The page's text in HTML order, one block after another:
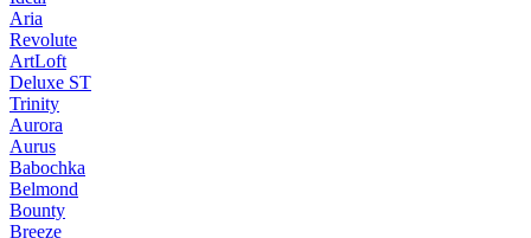
Aria
Revolute
ArtLoft
Deluxe ST
Trinity
Aurora
Aurus
Babochka
Belmond
Bounty
Breeze